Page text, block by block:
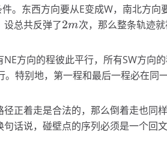
。东西方向要从E变成W，南北方
设总共反弹了2m
2m 次，那么整条轨迹
方向的程彼此平行，所有SW方向
特别地，第一程和最后一程必在同
正着走是合法的，那么倒着走也同
话说，碰壁点的序列必须是一个回文